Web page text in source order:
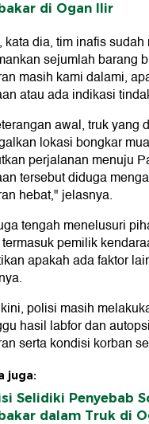
di Ogan Ilir
kata dia, tim inafis
sejumlah barang
masih kami dalami,
atau ada indikasi
awal, truk yang
lokasi bongkar
perjalanan menuju
tersebut diduga
hebat," jelasnya.
tengah menelusuri
pemilik
apakah ada faktor
polisi masih
hasil labfor dan
serta kondisi korban
juga:
Selidiki Penyebab
dalam Truk di